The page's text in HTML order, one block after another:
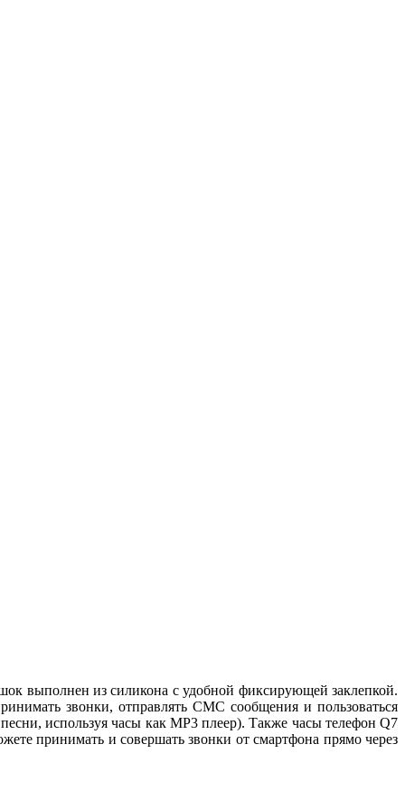
выполнен из силикона с удобной фиксирующей заклепкой.
звонки, отправлять СМС сообщения и пользоваться
используя часы как MP3 плеер). Также часы телефон Q7
принимать и совершать звонки от смартфона прямо через